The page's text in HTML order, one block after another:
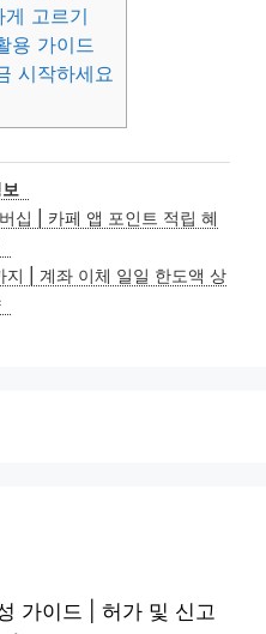
고르기
용 가이드
시작하세요
십 | 카페 앱 포인트 적립 혜
지 | 계좌 이체 일일 한도액 상
가이드 | 허가 및 신고